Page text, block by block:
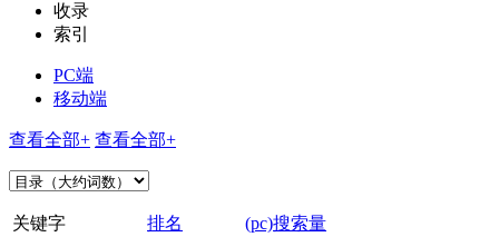
收录
索引
PC端
移动端
查看全部+ 查看全部+
关键字 排名
(pc)搜索量